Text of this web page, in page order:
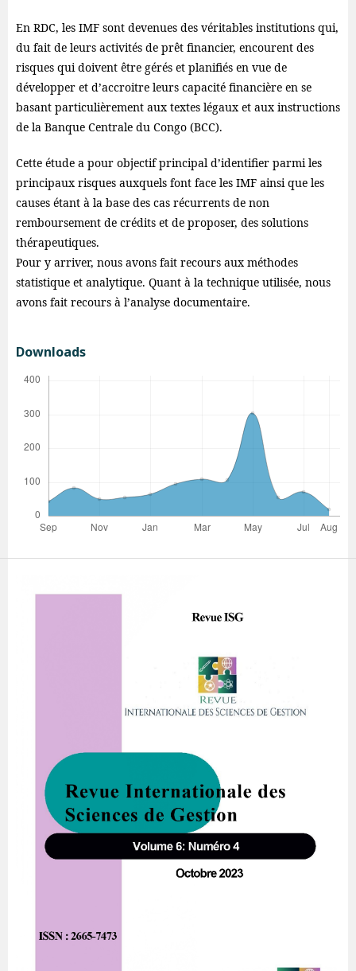
En RDC, les IMF sont devenues des véritables institutions qui,
du fait de leurs activités de prêt financier, encourent des
risques qui doivent être gérés et planifiés en vue de
développer et d’accroitre leurs capacité financière en se
basant particulièrement aux textes légaux et aux instructions
de la Banque Centrale du Congo (BCC).
Cette étude a pour objectif principal d’identifier parmi les
principaux risques auxquels font face les IMF ainsi que les
causes étant à la base des cas récurrents de non
remboursement de crédits et de proposer, des solutions
thérapeutiques.
Pour y arriver, nous avons fait recours aux méthodes
statistique et analytique. Quant à la technique utilisée, nous
avons fait recours à l’analyse documentaire.
Downloads